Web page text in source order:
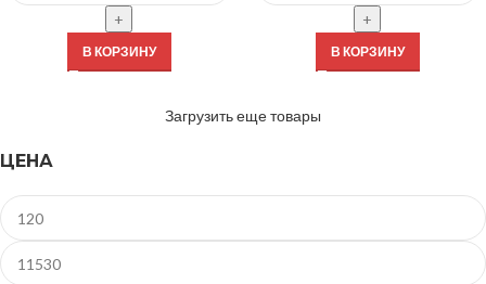
ЦЕНА
В КОРЗИНУ В КОРЗИНУ
Загрузить еще товары